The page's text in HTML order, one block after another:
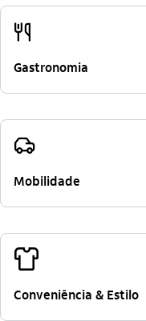
alimentacao_outline
Gastronomia
veiculo_outline
Mobilidade
vestuario_outline
Conveniência & Estilo